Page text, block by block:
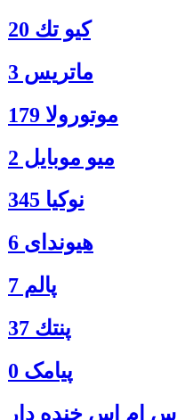
كيو تك 20
ماتريس 3
موتورولا 179
ميو موبايل 2
نوكيا 345
هیوندای 6
پالم 7
پنتك 37
پیامک 0
اس ام اس خنده دار